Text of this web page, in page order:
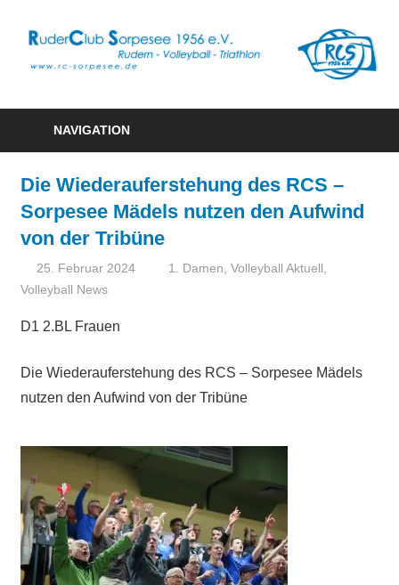
Triathlon
NAVIGATION
Die Wiederauferstehung des RCS –
Sorpesee Mädels nutzen den Aufwind
von der Tribüne
25. Februar 2024 Ute Schlecht
1. Damen ,Volleyball Aktuell
Volleyball News
D1 2.BL Frauen
Die Wiederauferstehung des RCS – Sorpesee Mädels
nutzen den Aufwind von der Tribüne